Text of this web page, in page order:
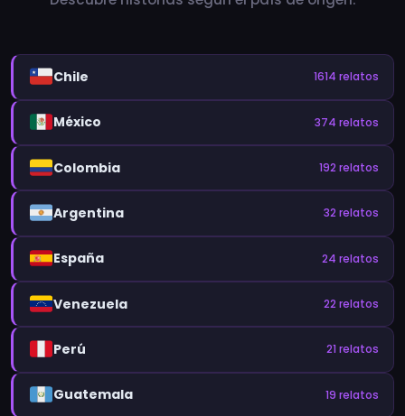
Chile 1614 relatos
México 374 relatos
Colombia 192 relatos
Argentina 32 relatos
España 24 relatos
Venezuela 22 relatos
Perú 21 relatos
Guatemala 19 relatos